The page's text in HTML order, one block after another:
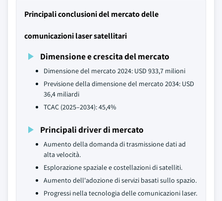
Principali conclusioni del mercato delle
comunicazioni laser satellitari
Dimensione e crescita del mercato
Dimensione del mercato 2024: USD 933,7 milioni
Previsione della dimensione del mercato 2034: USD
36,4 miliardi
TCAC (2025–2034): 45,4%
Principali driver di mercato
Aumento della domanda di trasmissione dati ad
alta velocità.
Esplorazione spaziale e costellazioni di satelliti.
Aumento dell'adozione di servizi basati sullo spazio.
Progressi nella tecnologia delle comunicazioni laser.